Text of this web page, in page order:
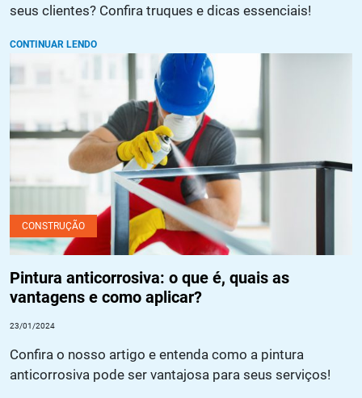
seus clientes? Confira truques e dicas essenciais!
CONTINUAR LENDO
Pintura anticorrosiva: o que é, quais as vantagens e como
aplicar?
CONSTRUÇÃO
Pintura anticorrosiva: o que é, quais as
vantagens e como aplicar?
23/01/2024
Confira o nosso artigo e entenda como a pintura
anticorrosiva pode ser vantajosa para seus serviços!